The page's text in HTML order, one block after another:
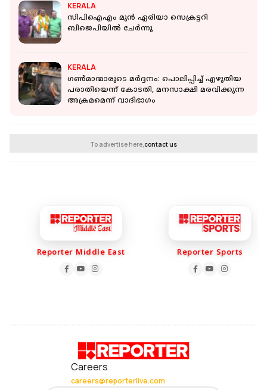
KERALA
സിപിഐഎം മുന്‍ ഏരിയാ സെക്രട്ടറി
ബിജെപിയില്‍ ചേര്‍ന്നു
KERALA
ഗണ്‍മാന്മാരുടെ മര്‍ദ്ദനം: പൊലിപ്പിച്ച് എഴുതിയ
പരാതിയെന്ന് കോടതി, മനസാക്ഷി മരവിക്കുന്ന
അക്രമമെന്ന് വാദിഭാഗം
To advertise here,contact us
Reporter Middle East Reporter Sports
Careers
careers@reporterlive.com